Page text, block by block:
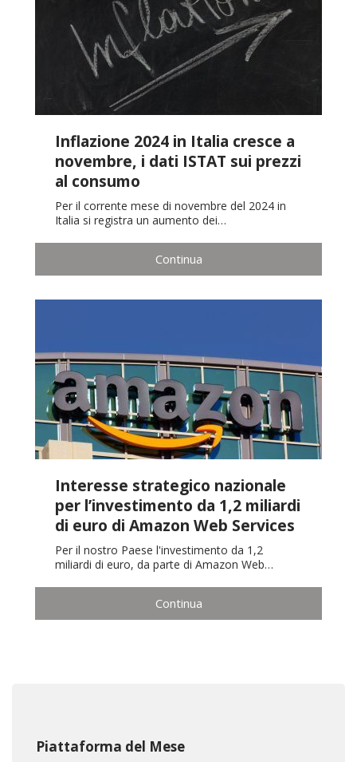
Inflazione 2024 in Italia cresce a
novembre, i dati ISTAT sui prezzi
al consumo
Per il corrente mese di novembre del 2024 in
Italia si registra un aumento dei…
Continua
Interesse strategico nazionale
per l’investimento da 1,2 miliardi
di euro di Amazon Web Services
Per il nostro Paese l'investimento da 1,2
miliardi di euro, da parte di Amazon Web…
Continua
Piattaforma del Mese